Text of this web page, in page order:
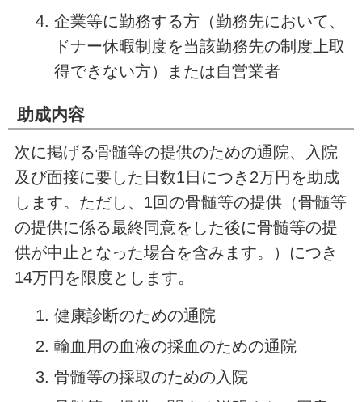
企業等に勤務する方（勤務先において、
ドナー休暇制度を当該勤務先の制度上取
得できない方）または自営業者
助成内容
次に掲げる骨髄等の提供のための通院、入院
及び面接に要した日数1日につき2万円を助成
します。ただし、1回の骨髄等の提供（骨髄等
の提供に係る最終同意をした後に骨髄等の提
供が中止となった場合を含みます。）につき
14万円を限度とします。
健康診断のための通院
輸血用の血液の採血のための通院
骨髄等の採取のための入院